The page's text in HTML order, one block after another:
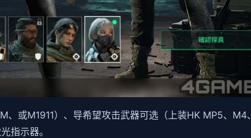
或M1911）、导希望攻击武器可选（上装HK MP5、M4、
指示器。